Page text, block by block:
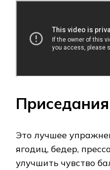
Приседания
Это лучшее
ягодиц, бедер,
улучшить чувство